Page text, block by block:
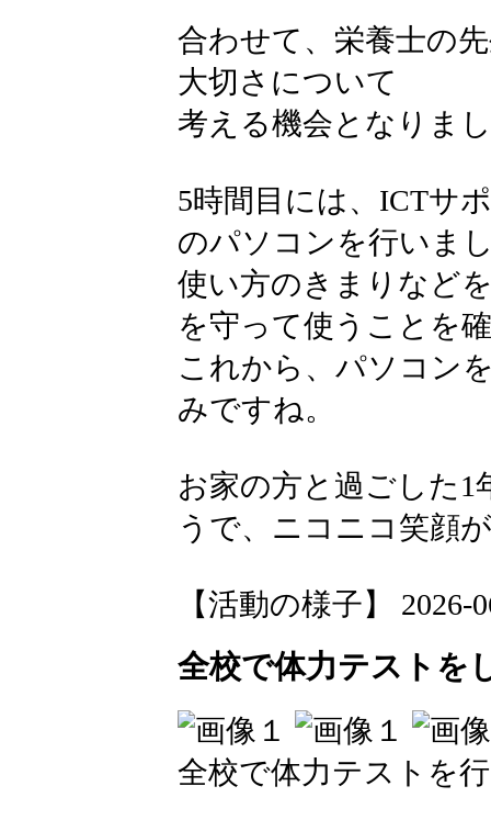
合わせて、栄養士の
大切さについて
考える機会となりま
5時間目には、ICTサ
のパソコンを行いま
使い方のきまりなど
を守って使うことを
これから、パソコン
みですね。
お家の方と過ごした
うで、ニコニコ笑顔
【活動の様子】 2026-
全校で体力テストを
全校で体力テストを